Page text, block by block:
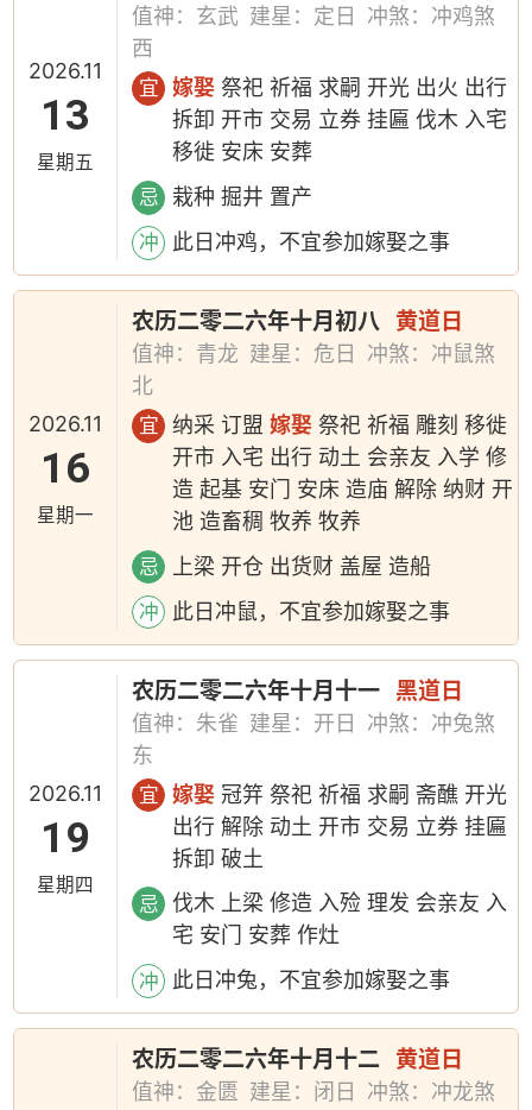
2026.11
13
星期五
值神：玄武 建星：定日
冲煞：冲鸡煞
西
宜 嫁娶 祭祀 祈福 求嗣 开光 出火 出行
拆卸 开市 交易 立券 挂匾 伐木 入宅
移徙 安床 安葬
忌 栽种 掘井 置产
冲 此日冲鸡，不宜参加嫁娶之事
2026.11
16
星期一
农历二零二六年十月初八 黄道日
值神：青龙 建星：危日
冲煞：冲鼠煞
北
宜 纳采 订盟嫁娶 祭祀 祈福 雕刻 移徙
开市 入宅 出行 动土 会亲友 入学 修
造 起基 安门 安床 造庙 解除 纳财 开
池 造畜稠 牧养 牧养
忌 上梁 开仓 出货财 盖屋 造船
冲 此日冲鼠，不宜参加嫁娶之事
2026.11
19
星期四
农历二零二六年十月十一 黑道日
值神：朱雀 建星：开日
冲煞：冲兔煞
东
宜 嫁娶 冠笄 祭祀 祈福 求嗣 斋醮 开光
出行 解除 动土 开市 交易 立券 挂匾
拆卸 破土
忌
伐木 上梁 修造 入殓 理发 会亲友 入
宅 安门 安葬 作灶
冲 此日冲兔，不宜参加嫁娶之事
农历二零二六年十月十二 黄道日
值神：金匮 建星：闭日
冲煞：冲龙煞